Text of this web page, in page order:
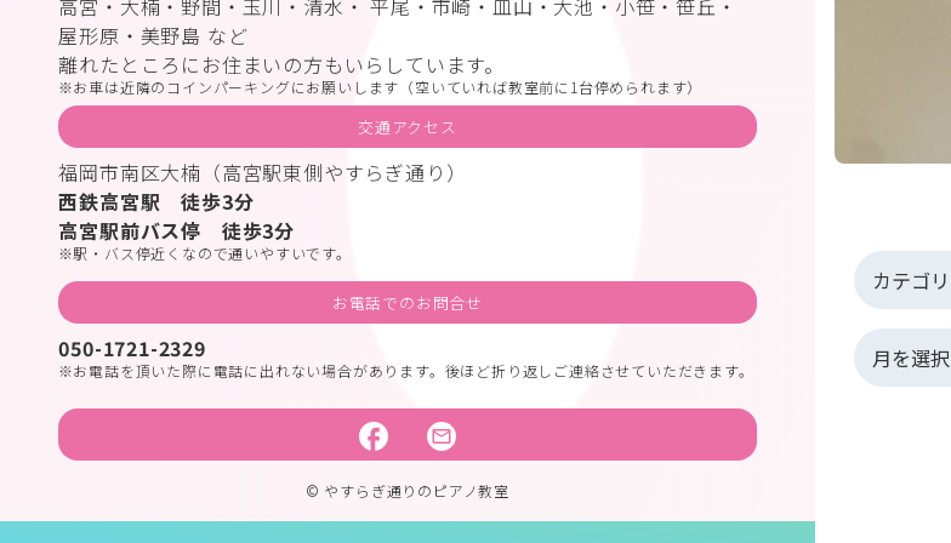
高宮・大楠・野間・玉川・清水・ 平尾・市崎・皿山・大池・小笹・笹丘・
屋形原・美野島 など
離れたところにお住まいの方もいらしています。
お車は近隣のコインパーキングにお願いします（空いていれば教室前に1台停められます）
交通アクセス
福岡市南区大楠（高宮駅東側やすらぎ通り）
西鉄高宮駅 徒歩3分
高宮駅前バス停 徒歩3分
駅・バス停近くなので通いやすいです。
お電話でのお問合せ
050-1721-2329
お電話を頂いた際に電話に出れない場合があります。後ほど折り返しご連絡させていただきます。
© やすらぎ通りのピアノ教室